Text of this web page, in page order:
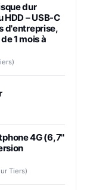
dur
– USB-C
d'entreprise,
1 mois à
4G (6,7''
Tiers)